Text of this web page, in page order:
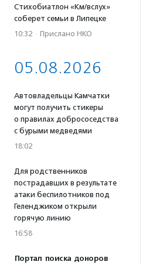
Стихобиатлон «Км/вслух»
соберет семьи в Липецке
10:32 · Прислано НКО
05.08.2026
Автовладельцы Камчатки
могут получить стикеры
о правилах добрососедства
с бурыми медведями
18:02
Для родственников
пострадавших в результате
атаки беспилотников под
Геленджиком открыли
горячую линию
16:58
Портал поиска доноров